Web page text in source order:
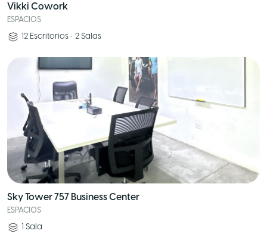
Vikki Cowork
ESPACIOS
12 Escritorios • 2 Salas
Sky Tower 757 Business Center
ESPACIOS
1 Sala